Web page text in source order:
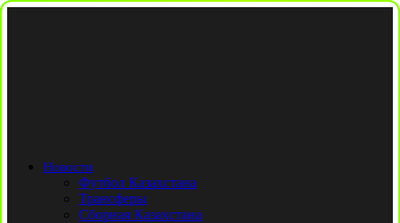
Новости
Футбол Казахстана
Трансферы
Сборная Казахстана